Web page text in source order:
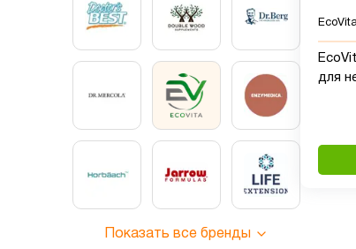
Показать все бренды
для
100